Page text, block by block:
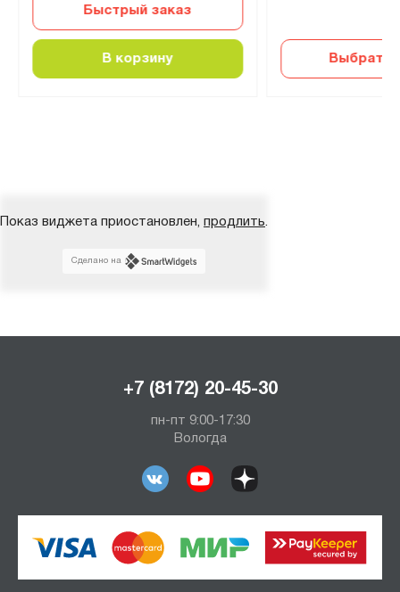
Быстрый заказ
В корзину Выбрать
Показ виджета приостановлен, продлить.
Сделано на
+7 (8172) 20-45-30
пн-пт 9:00-17:30
Вологда